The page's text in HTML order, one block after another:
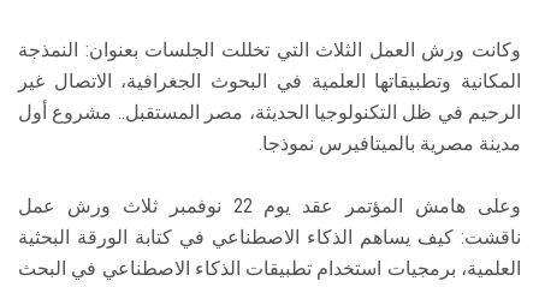
وكانت ورش العمل الثلاث التي تخللت الجلسات بعنوان: النمذجة
المكانية وتطبيقاتها العلمية في البحوث الجغرافية، الاتصال غير
الرحيم في ظل التكنولوجيا الحديثة، مصر المستقبل.. مشروع أول
مدينة مصرية بالميتافيرس نموذجا.
وعلى هامش المؤتمر عقد يوم 22 نوفمبر ثلاث ورش عمل
ناقشت: كيف يساهم الذكاء الاصطناعي في كتابة الورقة البحثية
العلمية، برمجيات استخدام تطبيقات الذكاء الاصطناعي في البحث